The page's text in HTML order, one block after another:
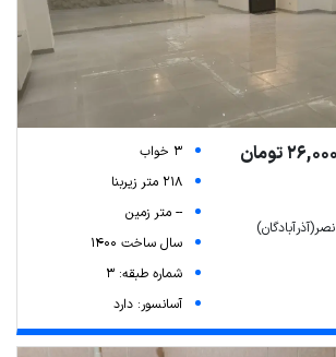
3 خواب
218 متر زیربنا
-- متر زمین
سال ساخت 1400
شماره طبقه: 3
آسانسور: دارد